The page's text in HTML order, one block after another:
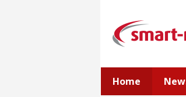
Home